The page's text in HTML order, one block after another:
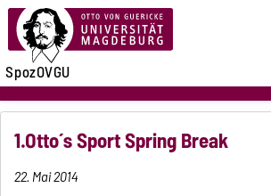
SpozOVGU
1.Otto´s Sport Spring Break
22. Mai 2014